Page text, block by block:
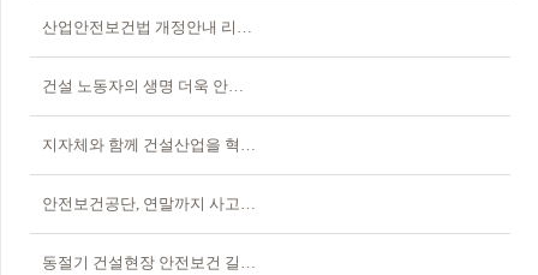
산업안전보건법 개정안내 리플렛(건설업)
건설 노동자의 생명 더욱 안전하게 지키겠습니다.-국토교통부
지자체와 함께 건설산업을 혁신하고 건설현장의 안전을 강화해 나가겠습니다
안전보건공단, 연말까지 사고사망 줄이기에 총력
동절기 건설현장 안전보건 길잡이 안내